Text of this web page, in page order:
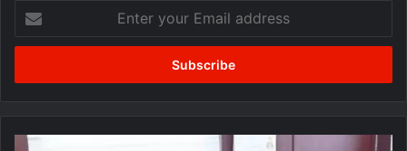
के अन्य विभागों के सुस्त अफसरों में भी हड़कंप मच गया है।
your
Email
CG